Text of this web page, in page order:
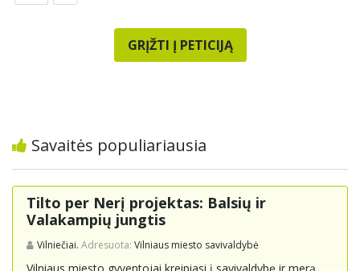
GRĮŽTI Į PETICIJĄ
Savaitės populiariausia
Tilto per Nerį projektas: Balsių ir
Valakampių jungtis
Vilniečiai. Adresuota: Vilniaus miesto savivaldybė